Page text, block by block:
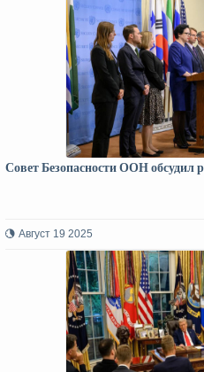
Совет Безопасности ООН обсудил
Август 19 2025